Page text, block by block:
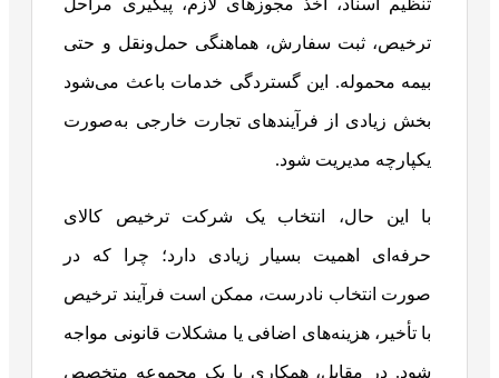
ترخیص، ثبت سفارش، هماهنگی حمل‌ونقل و حتی
بیمه محموله. این گستردگی خدمات باعث می‌شود
بخش زیادی از فرآیندهای تجارت خارجی به‌صورت
یکپارچه مدیریت شود.
با این حال، انتخاب یک شرکت ترخیص کالای
حرفه‌ای اهمیت بسیار زیادی دارد؛ چرا که در
صورت انتخاب نادرست، ممکن است فرآیند ترخیص
با تأخیر، هزینه‌های اضافی یا مشکلات قانونی مواجه
شود. در مقابل، همکاری با یک مجموعه متخصص